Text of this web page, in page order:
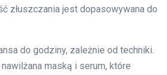
złuszczania jest dopasowywana do
do godziny, zależnie od techniki.
maską i serum, które